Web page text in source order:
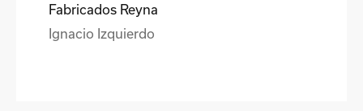
Fabricados Reyna
Ignacio Izquierdo